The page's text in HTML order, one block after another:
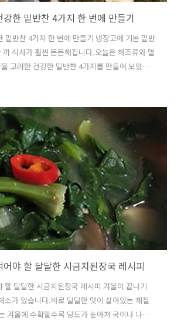
한 밑반찬 4가지 한 번에 만들기
밑반찬 4가지 한 번에 만들기 냉장고에 기본 밑반
식사가 훨씬 든든해집니다.오늘은 해조류와 멸
고려한 건강한 밑반찬 4가지를 만들어 보았습
Seaweed)▶ 재료 (Ingredients)건미역 1
cup),홍초 1개 (Red chili 1),멸치액젓 2숟가락
tbsp),마늘 (Garlic), 참기름 (Sesame oil), 깨
▶ 만드는 순서 (Di..
야 할 달달한 시금치된장국 레시피
할 달달한 시금치된장국 레시피 겨울이 끝나기
소가 있습니다.바로 달달한 맛이 살아있는 제철
겨울에 수확할수록 당도가 높아져 국이나 나물